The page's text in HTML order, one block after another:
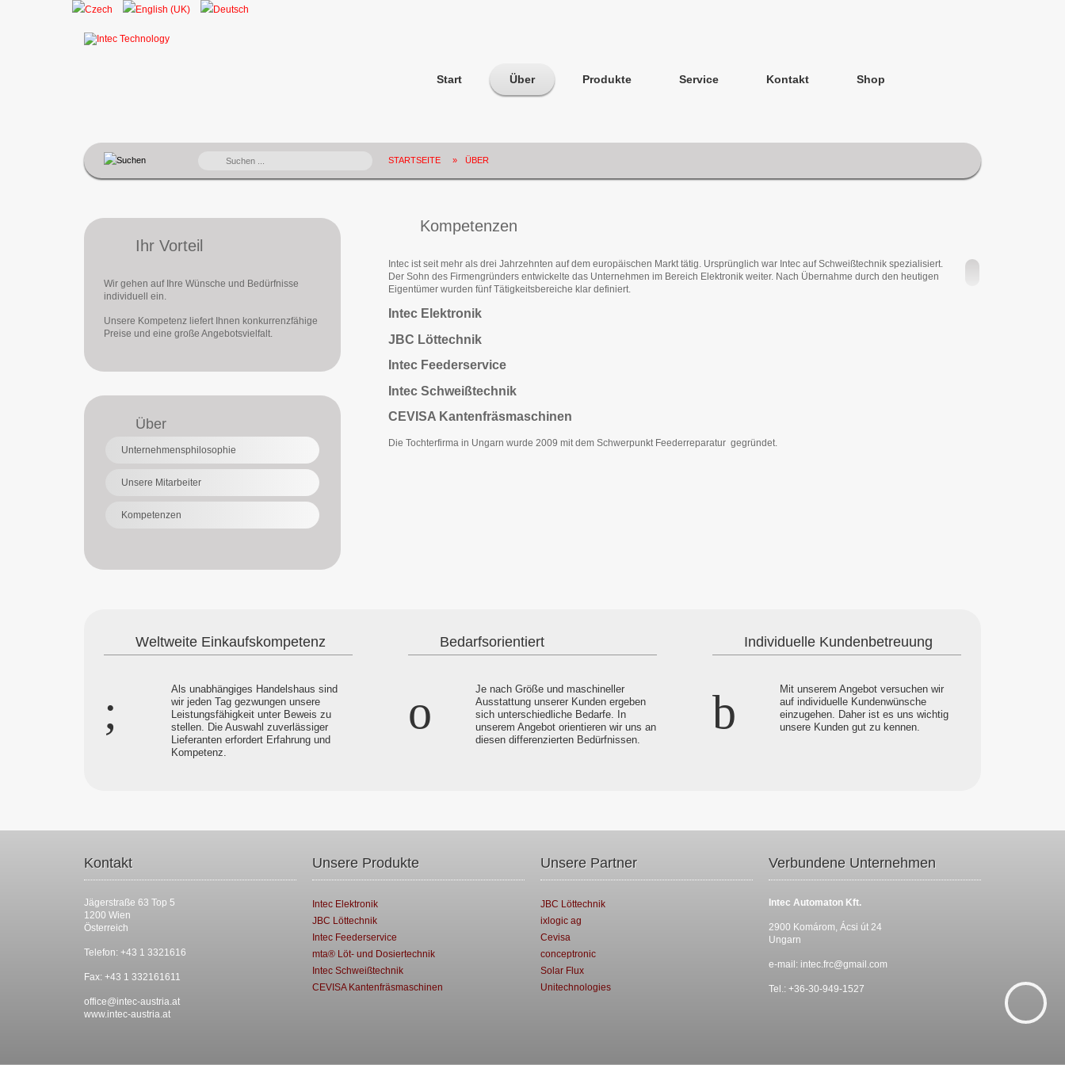
Start Über Produkte Service Kontakt Shop
SUCHEN
STARTSEITE » ÜBER
Ihr Vorteil
Wir gehen auf Ihre Wünsche und Bedürfnisse
individuell ein.
Unsere Kompetenz liefert Ihnen konkurrenzfähige
Preise und eine große Angebotsvielfalt.
Über
Unternehmensphilosophie
Unsere Mitarbeiter
Kompetenzen
Kompetenzen
Intec ist seit mehr als drei Jahrzehnten auf dem europäischen Markt tätig. Ursprünglich war Intec auf Schweißtechnik spezialisiert.
Der Sohn des Firmengründers entwickelte das Unternehmen im Bereich Elektronik weiter. Nach Übernahme durch den heutigen
Eigentümer wurden fünf Tätigkeitsbereiche klar definiert.
Intec Elektronik
JBC Löttechnik
Intec Feederservice
Intec Schweißtechnik
CEVISA Kantenfräsmaschinen
Die Tochterfirma in Ungarn wurde 2009 mit dem Schwerpunkt Feederreparatur gegründet.
Weltweite Einkaufskompetenz
Als unabhängiges Handelshaus sind
wir jeden Tag gezwungen unsere
Leistungsfähigkeit unter Beweis zu
stellen. Die Auswahl zuverlässiger
Lieferanten erfordert Erfahrung und
Kompetenz.
Bedarfsorientiert
Je nach Größe und maschineller
Ausstattung unserer Kunden ergeben
sich unterschiedliche Bedarfe. In
unserem Angebot orientieren wir uns an
diesen differenzierten Bedürfnissen.
Individuelle Kundenbetreuung
Mit unserem Angebot versuchen wir
auf individuelle Kundenwünsche
einzugehen. Daher ist es uns wichtig
unsere Kunden gut zu kennen.
Kontakt
Jägerstraße 63 Top 5
1200 Wien
Österreich
Telefon: +43 1 3321616
Fax: +43 1 332161611
office@intec-austria.at
www.intec-austria.at
Unsere Produkte
Intec Elektronik
JBC Löttechnik
Intec Feederservice
mta® Löt- und Dosiertechnik
Intec Schweißtechnik
CEVISA Kantenfräsmaschinen
Unsere Partner
JBC Löttechnik
ixlogic ag
Cevisa
conceptronic
Solar Flux
Unitechnologies
Verbundene Unternehmen
Intec Automaton Kft.
2900 Komárom, Ácsi út 24
Ungarn
e-mail: intec.frc@gmail.com
Tel.: +36-30-949-1527